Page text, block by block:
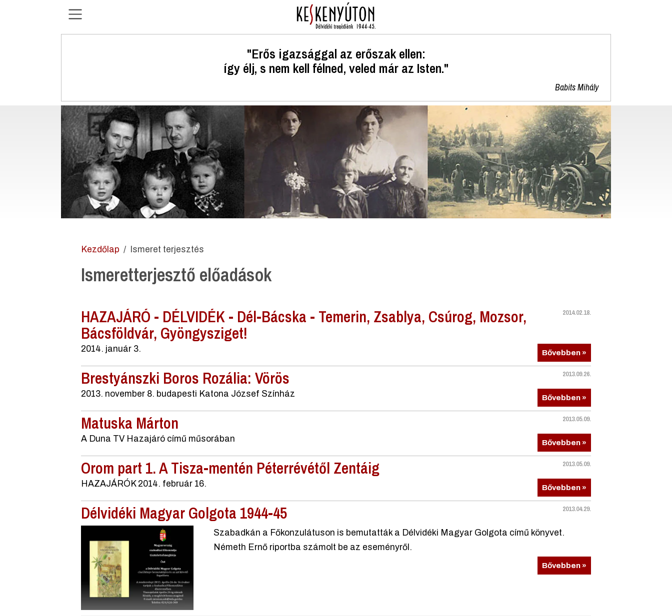
"Erős igazsággal az erőszak ellen:
így élj, s nem kell félned, veled már az Isten."
Babits Mihály
Kezdőlap Ismeret terjesztés
Ismeretterjesztő előadások
2014.02.18.
HAZAJÁRÓ - DÉLVIDÉK - Dél-Bácska - Temerin, Zsablya, Csúrog, Mozsor,
Bácsföldvár, Gyöngysziget!
2014. január 3. Bővebben »
2013.09.26.
Brestyánszki Boros Rozália: Vörös
2013. november 8. budapesti Katona József Színház Bővebben »
2013.05.09.
Matuska Márton
A Duna TV Hazajáró című műsorában Bővebben »
2013.05.09.
Orom part 1. A Tisza-mentén Péterrévétől Zentáig
HAZAJÁRÓK 2014. február 16. Bővebben »
2013.04.29.
Délvidéki Magyar Golgota 1944-45
Szabadkán a Főkonzulátuson is bemutatták a Délvidéki Magyar Golgota című könyvet.
Németh Ernő riportba számolt be az eseményről.
Bővebben »